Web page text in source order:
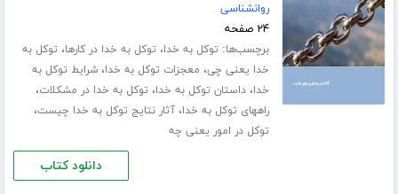
روانشناسی
۲۴ صفحه
برچسب‌ها: توکل به خدا، توکل به خدا در کارها، توکل به
خدا یعنی چی، معجزات توکل به خدا،شرایط توکل به
خدا،داستان توکل به خدا، توکل به خدا در مشکلات،
راههای توکل به خدا،آثار نتایج توکل به خدا چیست،
توکل در امور یعنی چه
دانلود کتاب